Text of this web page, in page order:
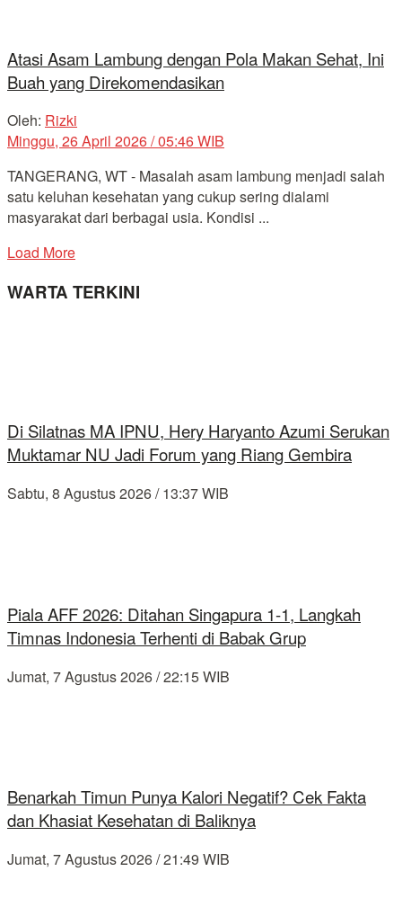
Atasi Asam Lambung dengan Pola Makan Sehat, Ini
Buah yang Direkomendasikan
Oleh: Rizki
Minggu, 26 April 2026 / 05:46 WIB
TANGERANG, WT - Masalah asam lambung menjadi salah
satu keluhan kesehatan yang cukup sering dialami
masyarakat dari berbagai usia. Kondisi ...
Load More
WARTA TERKINI
Di Silatnas MA IPNU, Hery Haryanto Azumi Serukan
Muktamar NU Jadi Forum yang Riang Gembira
Sabtu, 8 Agustus 2026 / 13:37 WIB
Piala AFF 2026: Ditahan Singapura 1-1, Langkah
Timnas Indonesia Terhenti di Babak Grup
Jumat, 7 Agustus 2026 / 22:15 WIB
Benarkah Timun Punya Kalori Negatif? Cek Fakta
dan Khasiat Kesehatan di Baliknya
Jumat, 7 Agustus 2026 / 21:49 WIB